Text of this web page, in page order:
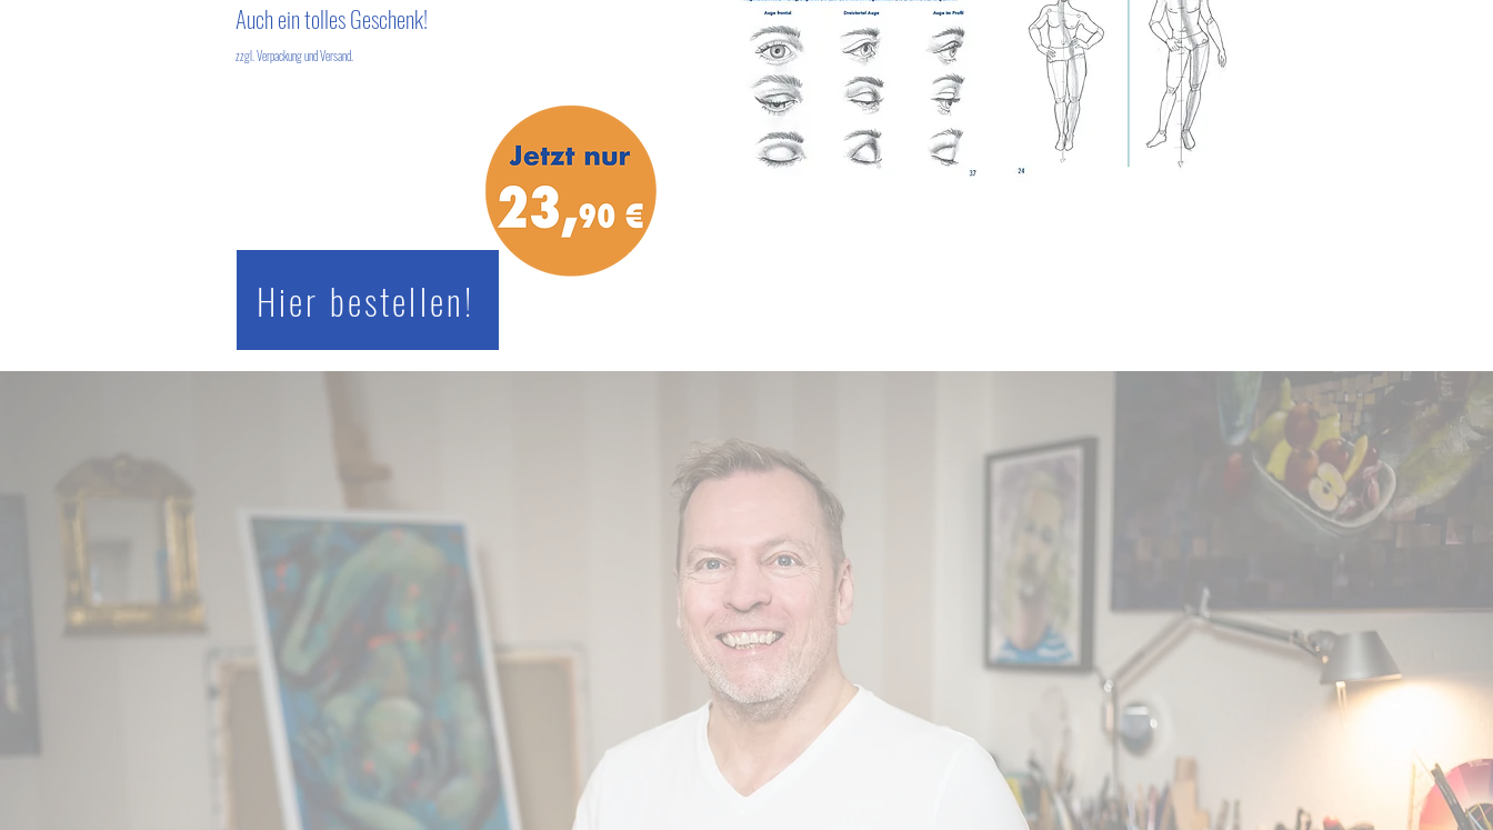
Auch ein tolles Geschenk!
zzgl. Verpackung und Versand.
Hier bestellen!